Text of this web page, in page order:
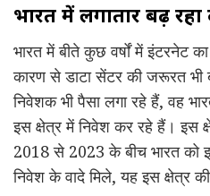
भारत में लगातार बढ़ रहा
भारत में बीते कुछ वर्षों में इंटरनेट
कारण से डाटा सेंटर की जरूरत भी
निवेशक भी पैसा लगा रहे हैं, वह
इस क्षेत्र में निवेश कर रहे हैं। इस
2018 से 2023 के बीच भारत को
निवेश के वादे मिले, यह इस क्षेत्र